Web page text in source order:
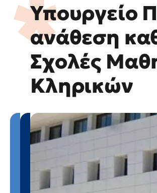
Υπουργείο
ανάθεση
Σχολές
Κληρικών